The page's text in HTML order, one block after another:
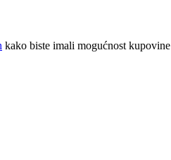
kako biste imali mogućnost kupovine